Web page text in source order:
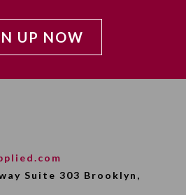
UP NOW
Suite 303 Brooklyn,